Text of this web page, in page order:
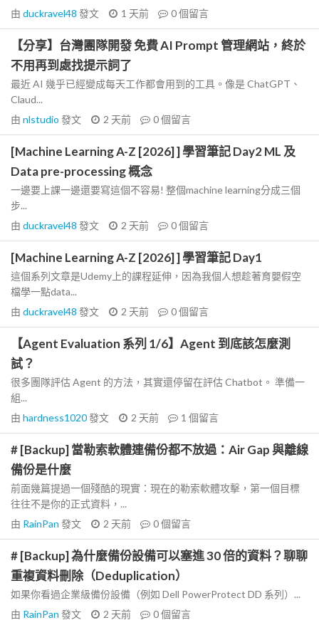
由 duckravel48 發文 1 天前 0個留言
【分享】台灣團隊開發 免費 AI Prompt 管理網站，終於
不用再到處找提示詞了
最近 AI 幾乎已經變成每天工作都會用到的工具。像是 ChatGPT、
Claud...
由 nlstudio 發文 2 天前 0個留言
[Machine Learning A-Z [2026] ] 學習筆記 Day2 ML 及
Data pre-processing 概念
一邊要上課一邊還要寫這個不容易! 整個machine learning分成三個
步...
由 duckravel48 發文 2 天前 0個留言
[Machine Learning A-Z [2026] ] 學習筆記 Day1
這個系列文章是Udemy上的課程延伸，因為我個人想趁著育嬰假空
檔學一點data...
由 duckravel48 發文 2 天前 0個留言
【Agent Evaluation 系列 1/6】Agent 到底該怎麼測
試？
很多團隊評估 Agent 的方法，其實還停留在評估 Chatbot。 準備一
組...
由 hardness1020發文 2 天前 1 個留言
# [Backup] 當勒索軟體連備份都不放過：Air Gap 與離線
備份是什麼
前面幾篇提過一個殘酷的現實：現在的勒索軟體攻擊，第一個目標
往往不是你的正式資料，...
由 RainPan 發文 2 天前 0個留言
# [Backup] 為什麼備份設備可以塞進 30 倍的資料？聊聊
重複資料刪除（Deduplication）
如果你看過企業級備份設備（例如 Dell PowerProtect DD 系列）...
由 RainPan 發文 2 天前 0個留言